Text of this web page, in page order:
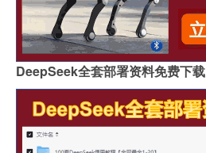
DeepSeek全套部署资料免费下载